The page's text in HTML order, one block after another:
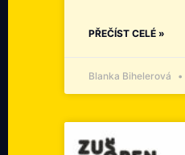
PŘEČÍST CELÉ »
Blanka Bihelerová